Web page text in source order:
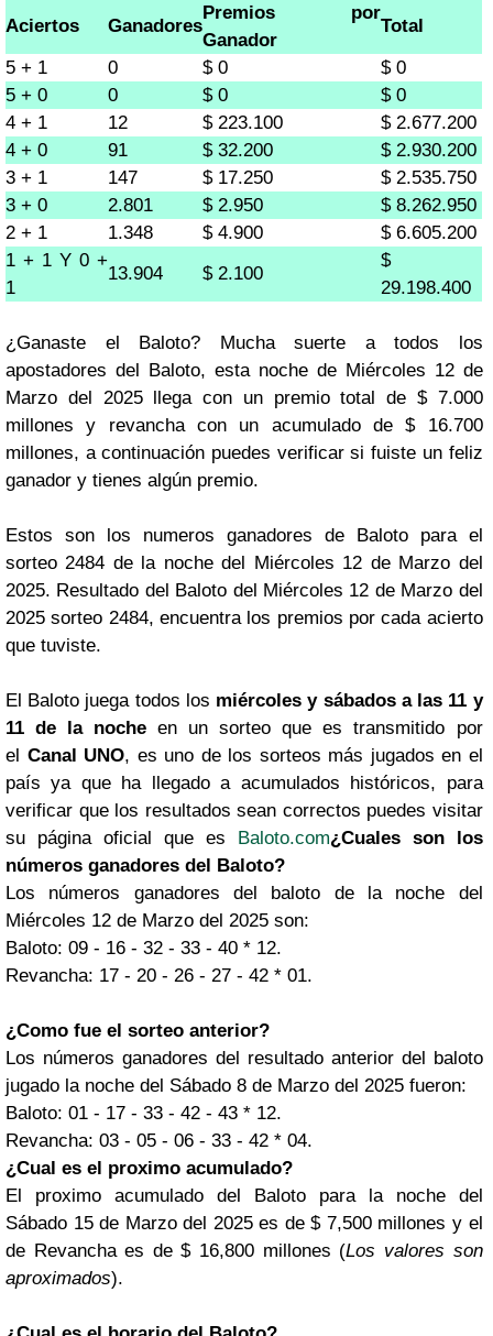
Aciertos
Ganadores
Premios por
Ganador
Total
5 + 1
0 $ 0
$ 0
5 + 0
0 $ 0
$ 0
4 + 1
12 $ 223.100
$ 2.677.200
4 + 0
91 $ 32.200
$ 2.930.200
3 + 1
147 $ 17.250
$ 2.535.750
3 + 0
2.801 $ 2.950
$ 8.262.950
2 + 1
1.348 $ 4.900
$ 6.605.200
1 + 1 Y 0 +
1
13.904 $ 2.100
$
29.198.400
¿Ganaste el Baloto? Mucha suerte a todos los
apostadores del Baloto, esta noche de Miércoles 12 de
Marzo del 2025 llega con un premio total de $ 7.000
millones y revancha con un acumulado de $ 16.700
millones, a continuación puedes verificar si fuiste un feliz
ganador y tienes algún premio.
Estos son los numeros ganadores de Baloto para el
sorteo 2484 de la noche del Miércoles 12 de Marzo del
2025. Resultado del Baloto del Miércoles 12 de Marzo del
2025 sorteo 2484, encuentra los premios por cada acierto
que tuviste.
El Baloto juega todos los miércoles y sábados a las 11 y
11 de la noche en un sorteo que es transmitido por
el Canal UNO, es uno de los sorteos más jugados en el
país ya que ha llegado a acumulados históricos, para
verificar que los resultados sean correctos puedes visitar
su página oficial que es Baloto.com¿Cuales son los
números ganadores del Baloto?
Los números ganadores del baloto de la noche del
Miércoles 12 de Marzo del 2025 son:
Baloto: 09 - 16 - 32 - 33 - 40 * 12.
Revancha: 17 - 20 - 26 - 27 - 42 * 01.
¿Como fue el sorteo anterior?
Los números ganadores del resultado anterior del baloto
jugado la noche del Sábado 8 de Marzo del 2025 fueron:
Baloto: 01 - 17 - 33 - 42 - 43 * 12.
Revancha: 03 - 05 - 06 - 33 - 42 * 04.
¿Cual es el proximo acumulado?
El proximo acumulado del Baloto para la noche del
Sábado 15 de Marzo del 2025 es de $ 7,500 millones y el
de Revancha es de $ 16,800 millones (Los valores son
aproximados).